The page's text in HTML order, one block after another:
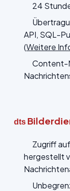
24
API, SQL-
(Weitere
Content-
dts
Zugriff
hergestellt